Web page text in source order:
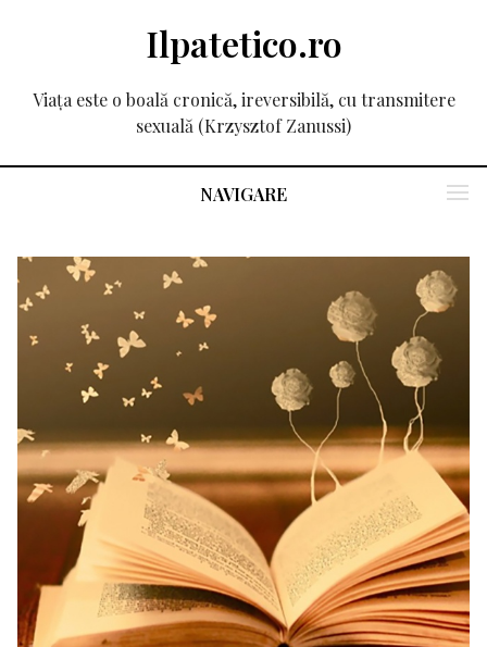
Ilpatetico.ro
Viața este o boală cronică, ireversibilă, cu transmitere
sexuală (Krzysztof Zanussi)
NAVIGARE